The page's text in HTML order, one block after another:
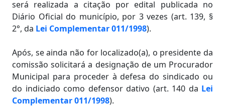
será realizada a citação por edital publicada no
Diário Oficial do município, por 3 vezes (art. 139, §
2°, da Lei Complementar 011/1998).
Após, se ainda não for localizado(a), o presidente da
comissão solicitará a designação de um Procurador
Municipal para proceder à defesa do sindicado ou
do indiciado como defensor dativo (art. 140 da Lei
Complementar 011/1998).